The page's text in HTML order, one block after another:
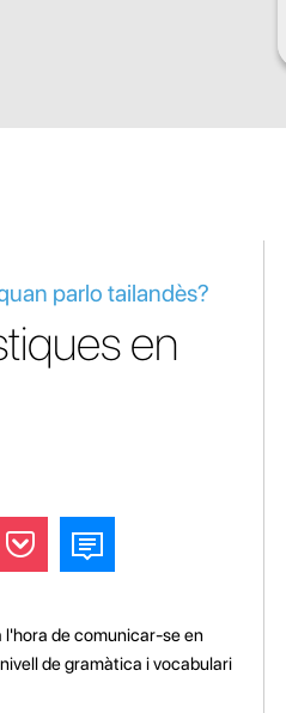
parlo tailandès?
en
l'hora de comunicar-se en
de gramàtica i vocabulari